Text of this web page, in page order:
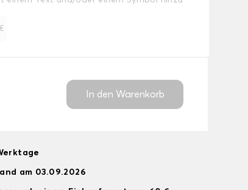
In den Warenkorb
am 03.09.2026